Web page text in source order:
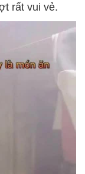
rất vui vẻ.